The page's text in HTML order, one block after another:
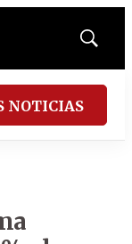
Mostrar
NOTICIAS